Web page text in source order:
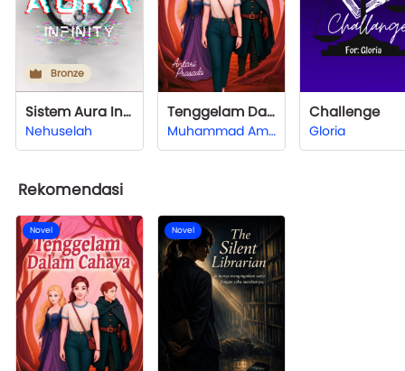
Bronze
Sistem Aura Infinity
Nehuselah
Tenggelam Dalam Cahaya
Muhammad Amin Hambali
Challenge
Gloria
Rekomendasi
Novel Novel